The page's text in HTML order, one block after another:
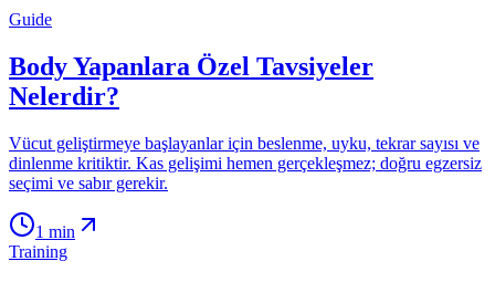
Guide
Body Yapanlara Özel Tavsiyeler
Nelerdir?
Vücut geliştirmeye başlayanlar için beslenme, uyku, tekrar sayısı ve
dinlenme kritiktir. Kas gelişimi hemen gerçekleşmez; doğru egzersiz
seçimi ve sabır gerekir.
1 min
Training